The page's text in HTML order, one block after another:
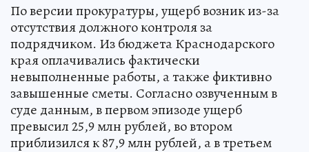
По версии прокуратуры, ущерб возник из-за
отсутствия должного контроля за
подрядчиком. Из бюджета Краснодарского
края оплачивались фактически
невыполненные работы, а также фиктивно
завышенные сметы. Согласно озвученным в
суде данным, в первом эпизоде ущерб
превысил 25,9 млн рублей, во втором
приблизился к 87,9 млн рублей, а в третьем